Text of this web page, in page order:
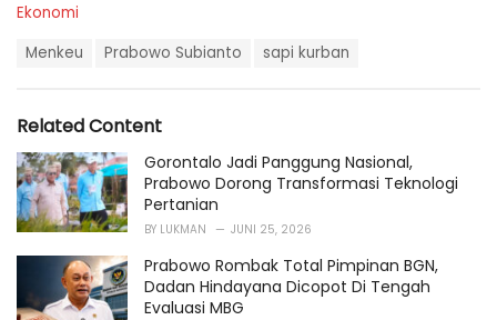
C
r
i
e
s
:
Ekonomi
:
Menkeu Prabowo Subianto sapi kurban
Related Content
Gorontalo Jadi Panggung Nasional,
Prabowo Dorong Transformasi Teknologi
Pertanian
BY LUKMAN JUNI 25, 2026
Prabowo Rombak Total Pimpinan BGN,
Dadan Hindayana Dicopot Di Tengah
Evaluasi MBG